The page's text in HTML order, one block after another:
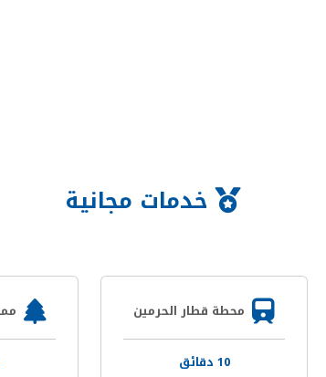
خدمات مجانية
محطة قطار الحرمين
10 دقائق